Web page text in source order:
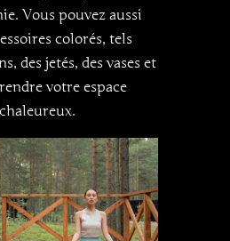
Vous pouvez aussi
colorés, tels
des jetés, des vases et
votre espace